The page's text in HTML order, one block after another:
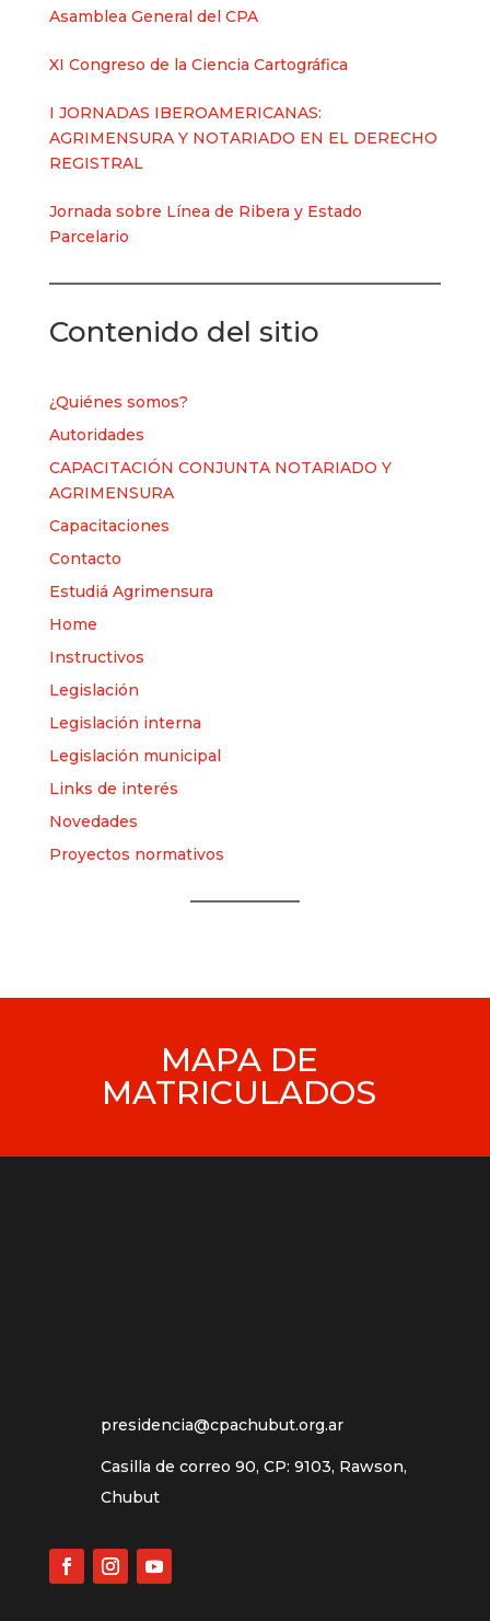
Asamblea General del CPA
XI Congreso de la Ciencia Cartográfica
I JORNADAS IBEROAMERICANAS:
AGRIMENSURA Y NOTARIADO EN EL DERECHO
REGISTRAL
Jornada sobre Línea de Ribera y Estado
Parcelario
Contenido del sitio
¿Quiénes somos?
Autoridades
CAPACITACIÓN CONJUNTA NOTARIADO Y
AGRIMENSURA
Capacitaciones
Contacto
Estudiá Agrimensura
Home
Instructivos
Legislación
Legislación interna
Legislación municipal
Links de interés
Novedades
Proyectos normativos
MAPA DE
MATRICULADOS
presidencia@cpachubut.org.ar
Casilla de correo 90, CP: 9103, Rawson,
Chubut